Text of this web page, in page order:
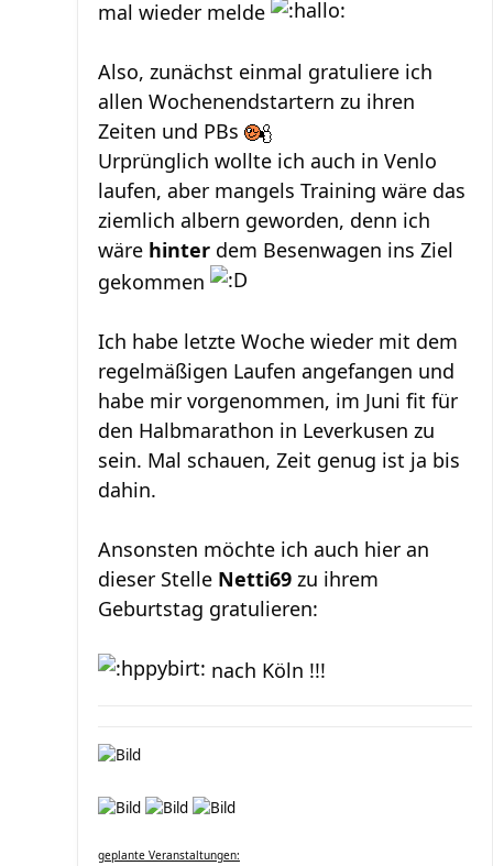
mal wieder melde
Also, zunächst einmal gratuliere ich
allen Wochenendstartern zu ihren
Zeiten und PBs
Urprünglich wollte ich auch in Venlo
laufen, aber mangels Training wäre das
ziemlich albern geworden, denn ich
wäre hinter dem Besenwagen ins Ziel
gekommen
Ich habe letzte Woche wieder mit dem
regelmäßigen Laufen angefangen und
habe mir vorgenommen, im Juni fit für
den Halbmarathon in Leverkusen zu
sein. Mal schauen, Zeit genug ist ja bis
dahin.
Ansonsten möchte ich auch hier an
dieser Stelle Netti69 zu ihrem
Geburtstag gratulieren:
nach Köln !!!
geplante Veranstaltungen: